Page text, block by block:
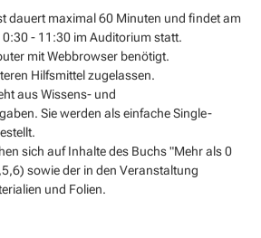
dauert maximal 60 Minuten und findet am
- 11:30 im Auditorium statt.
mit Webbrowser benötigt.
Hilfsmittel zugelassen.
aus Wissens- und
Sie werden als einfache Single-
sich auf Inhalte des Buchs "Mehr als 0
sowie der in den Veranstaltung
und Folien.